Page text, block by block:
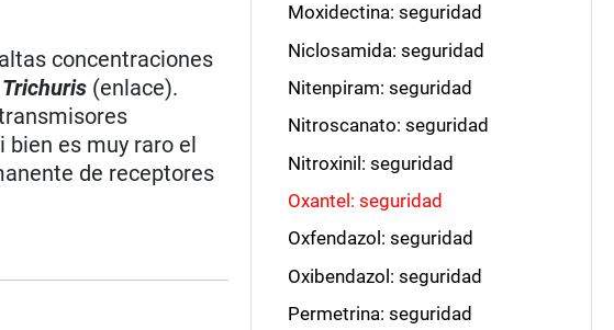
concentraciones
Trichuris (enlace).
es muy raro el
de receptores
Moxidectina: seguridad
Niclosamida: seguridad
Nitenpiram: seguridad
Nitroscanato: seguridad
Nitroxinil: seguridad
Oxantel: seguridad
Oxfendazol: seguridad
Oxibendazol: seguridad
Permetrina: seguridad